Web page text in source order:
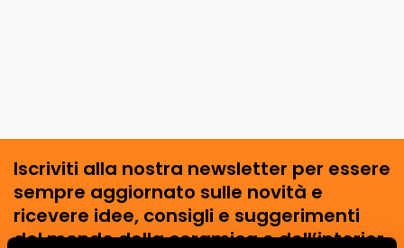
Iscriviti alla nostra newsletter per essere
sempre aggiornato sulle novità e
ricevere idee, consigli e suggerimenti
del mondo della ceramica e dell’interior